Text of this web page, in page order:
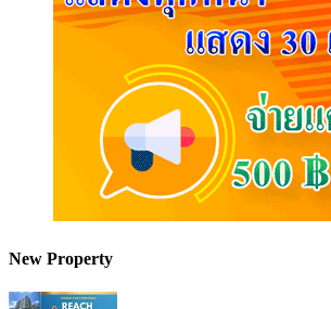
New Property